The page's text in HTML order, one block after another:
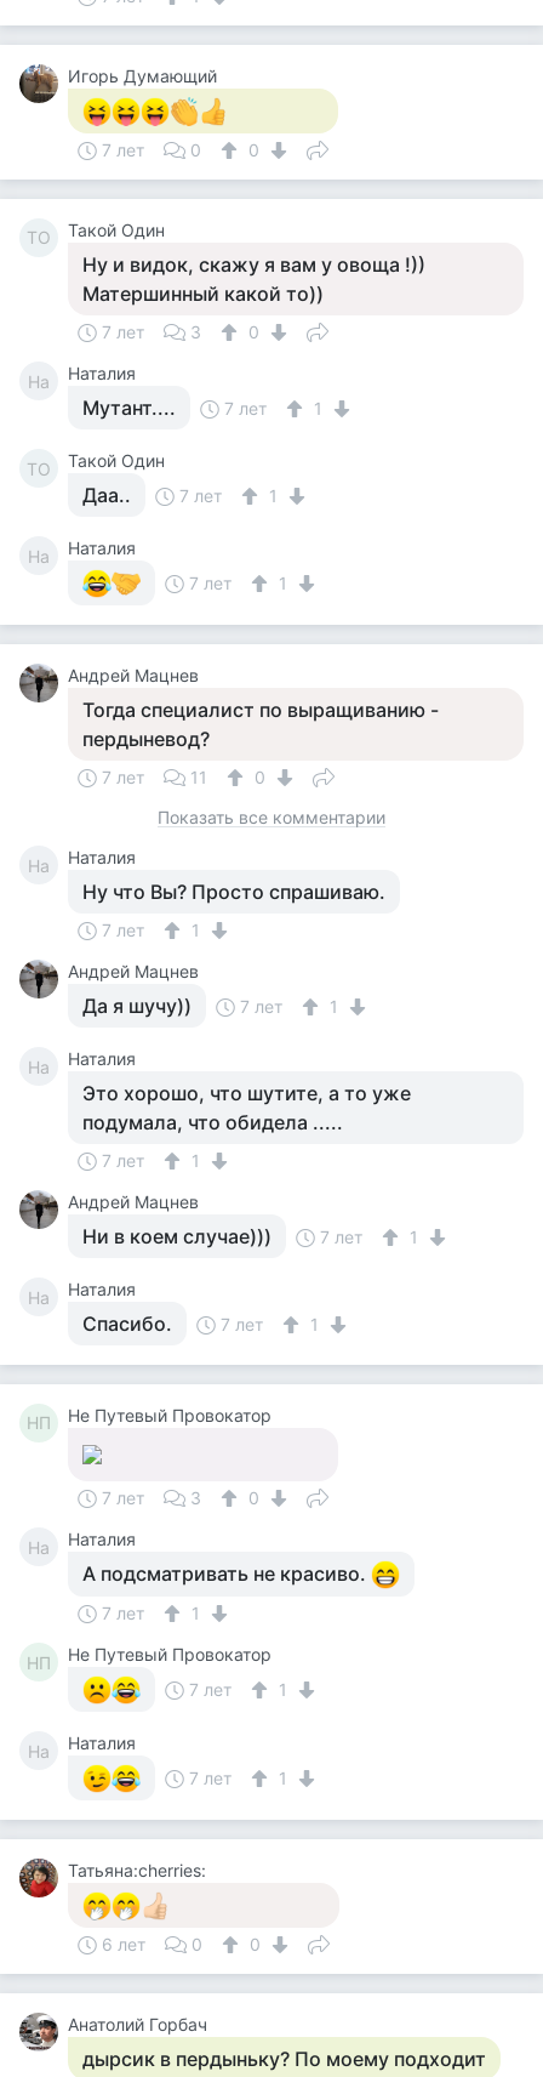
Игорь Думающий
7 лет 0 0
ТО Такой Один
Ну и видок, скажу я вам у овоща !))
Матершинный какой то))
7 лет 3 0
На Наталия
Мутант.... 7 лет 1
ТО Такой Один
Даа.. 7 лет 1
На
Наталия
7 лет
1
Андрей Мацнев
Тогда специалист по выращиванию -
пердыневод?
7 лет 11
0
Показать все комментарии
На Наталия
Ну что Вы? Просто спрашиваю.
7 лет
1
Андрей Мацнев
Да я шучу)) 7 лет 1
На Наталия
Это хорошо, что шутите, а то уже
подумала, что обидела .....
7 лет
1
Андрей Мацнев
Ни в коем случае))) 7 лет 1
На Наталия
Спасибо. 7 лет 1
НП Не Путевый Провокатор
7 лет 3 0
На Наталия
А подсматривать не красиво.
7 лет 1
НП
Не Путевый Провокатор
7 лет
1
На
Наталия
7 лет
1
Татьяна:cherries:
6 лет 0 0
Анатолий Горбач
дырсик в пердыньку? По моему подходит